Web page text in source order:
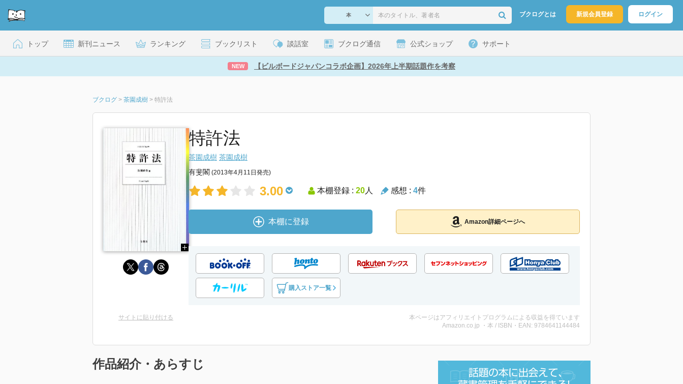
ブクログとは 新規会員登録 ログイン
トップ 新刊ニュース ランキング ブックリスト 談話室 ブクログ通信 公式ショップ サポート
NEW 【ビルボードジャパンコラボ企画】2026年上半期話題作を考察
ブクログ > 茶園成樹 > 特許法
特許法
茶園成樹 茶園成樹
有斐閣 (2013年4月11日発売)
3.00 本棚登録 : 20人 感想 : 4件
本棚に登録 Amazon詳細ページへ
購入ストア一覧
サイトに貼り付ける
本ページはアフィリエイトプログラムによる収益を得ています
Amazon.co.jp ・本 / ISBN・EAN: 9784641144484
作品紹介・あらすじ